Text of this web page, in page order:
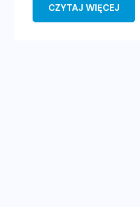
CZYTAJ WIĘCEJ